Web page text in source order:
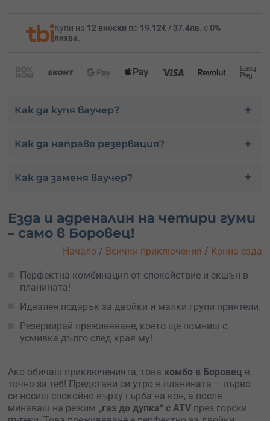
Купи на 12 вноски по 19.12€ / 37.4лв. с 0%
лихва.
Как да купя ваучер?
Как да направя резервация?
Как да заменя ваучер?
Езда и адреналин на четири гуми
– само в Боровец!
Начало / Всички приключения / Конна езда
Перфектна комбинация от спокойствие и екшън в
планината!
Идеален подарък за двойки и малки групи приятели.
Резервирай преживяване, което ще помниш с
усмивка дълго след края му!
Ако обичаш приключенията, това комбо в Боровец е
точно за теб! Представи си утро в планината – първо
се носиш спокойно върху гърба на кон, а после
минаваш на режим „газ до дупка“ с ATV през горски